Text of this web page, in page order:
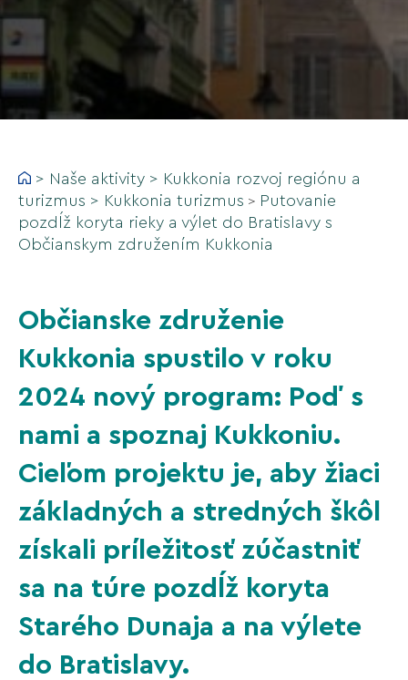
> Naše aktivity > Kukkonia rozvoj regiónu a
turizmus > Kukkonia turizmus > Putovanie
pozdĺž koryta rieky a výlet do Bratislavy s
Občianskym združením Kukkonia
Občianske združenie
Kukkonia spustilo v roku
2024 nový program: Poď s
nami a spoznaj Kukkoniu.
Cieľom projektu je, aby žiaci
základných a stredných škôl
získali príležitosť zúčastniť
sa na túre pozdĺž koryta
Starého Dunaja a na výlete
do Bratislavy.